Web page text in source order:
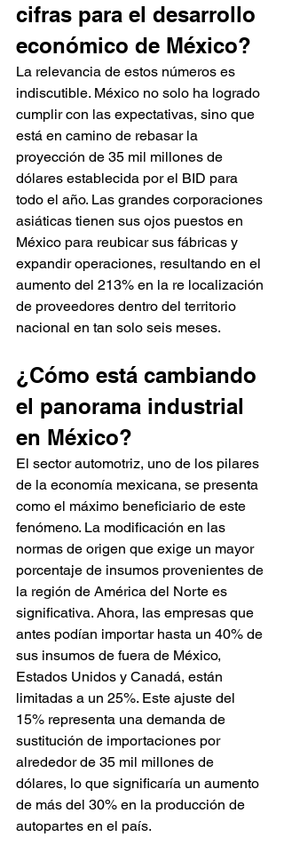
cifras para el desarrollo
económico de México?
La relevancia de estos números es
indiscutible. México no solo ha logrado
cumplir con las expectativas, sino que
está en camino de rebasar la
proyección de 35 mil millones de
dólares establecida por el BID para
todo el año. Las grandes corporaciones
asiáticas tienen sus ojos puestos en
México para reubicar sus fábricas y
expandir operaciones, resultando en el
aumento del 213% en la re localización
de proveedores dentro del territorio
nacional en tan solo seis meses.
¿Cómo está cambiando
el panorama industrial
en México?
El sector automotriz, uno de los pilares
de la economía mexicana, se presenta
como el máximo beneficiario de este
fenómeno. La modificación en las
normas de origen que exige un mayor
porcentaje de insumos provenientes de
la región de América del Norte es
significativa. Ahora, las empresas que
antes podían importar hasta un 40% de
sus insumos de fuera de México,
Estados Unidos y Canadá, están
limitadas a un 25%. Este ajuste del
15% representa una demanda de
sustitución de importaciones por
alrededor de 35 mil millones de
dólares, lo que significaría un aumento
de más del 30% en la producción de
autopartes en el país.